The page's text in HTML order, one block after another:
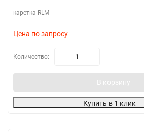
каретка RLM
Цена по запросу
Количество:
В корзину
Купить в 1 клик